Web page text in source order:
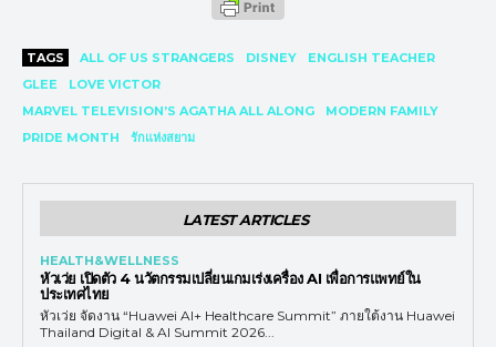
TAGS ALL OF US STRANGERS DISNEY
ENGLISH TEACHER
GLEE
LOVE VICTOR
MARVEL TELEVISION’S AGATHA ALL ALONG
MODERN FAMILY
PRIDE MONTH
รักแห่งสยาม
LATEST ARTICLES
HEALTH&WELLNESS
หัวเว่ย เปิดตัว 4 นวัตกรรมเปลี่ยนเกมเร่งเครื่อง AI เพื่อการแพทย์ใน
ประเทศไทย
หัวเว่ย จัดงาน “Huawei AI+ Healthcare Summit” ภายใต้งาน Huawei
Thailand Digital & AI Summit 2026...